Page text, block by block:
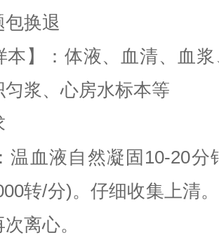
包换退
本】：体液、血清、血
匀浆、心房水标本等
温血液自然凝固10-20
转/分)。仔细收集上清
离心。